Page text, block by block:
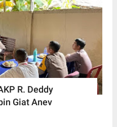
R. Deddy
Giat Anev